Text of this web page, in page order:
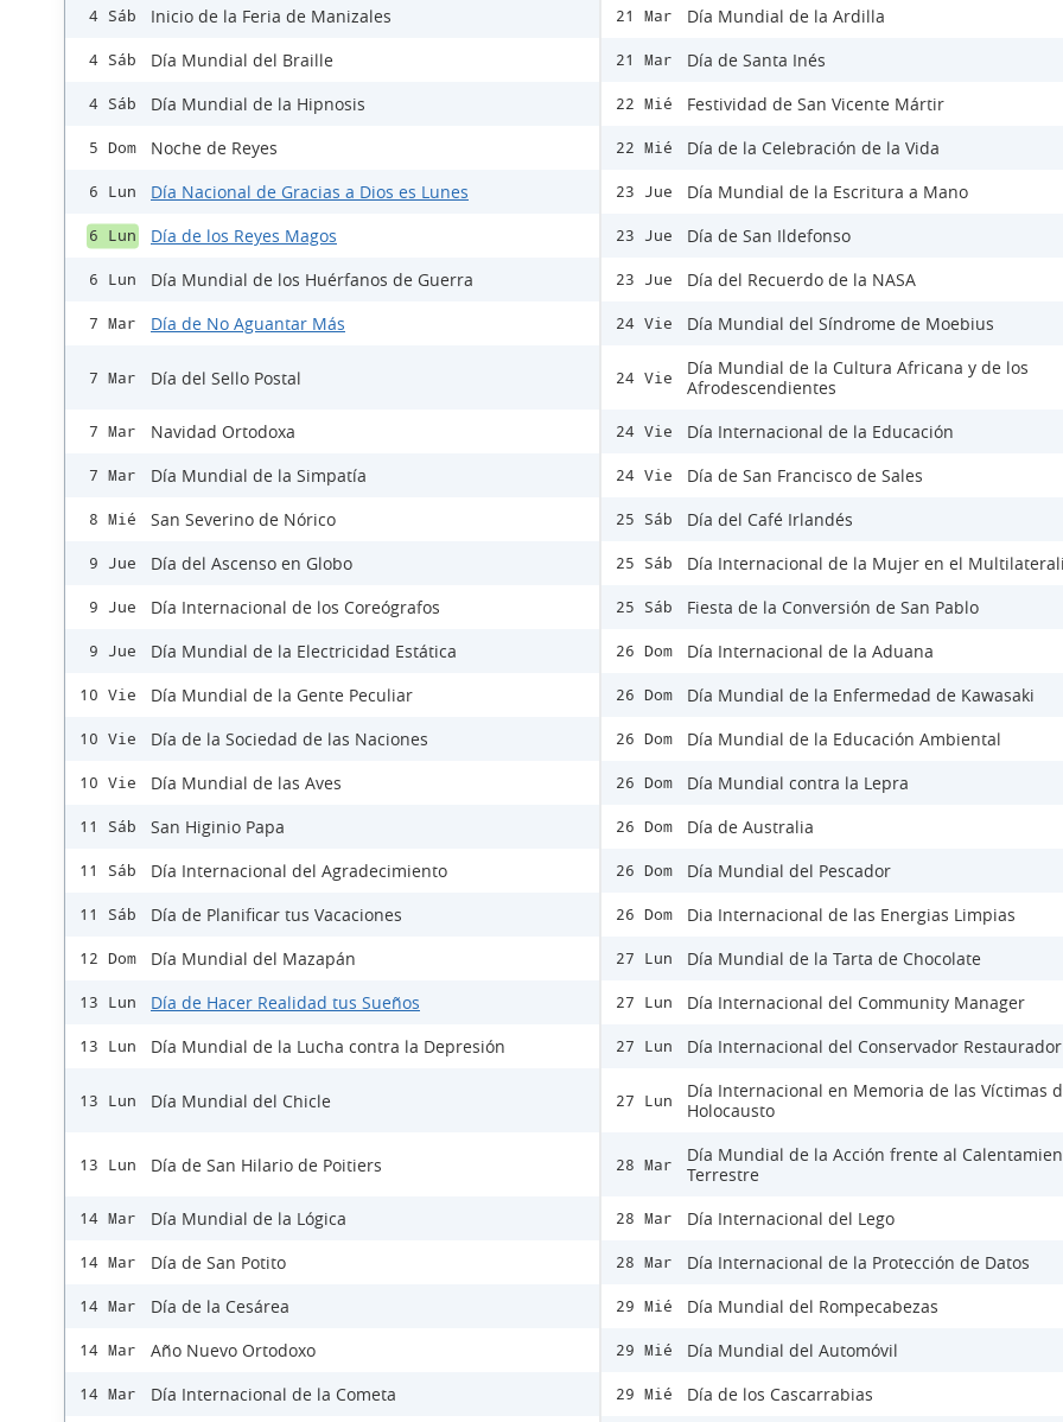
4 Sáb Inicio de la Feria de Manizales
4 Sáb Día Mundial del Braille
4 Sáb Día Mundial de la Hipnosis
5 Dom Noche de Reyes
6 Lun Día Nacional de Gracias a Dios es Lunes
6 Lun Día de los Reyes Magos
6 Lun Día Mundial de los Huérfanos de Guerra
7 Mar Día de No Aguantar Más
7 Mar Día del Sello Postal
7 Mar Navidad Ortodoxa
7 Mar Día Mundial de la Simpatía
8 Mié San Severino de Nórico
9 Jue Día del Ascenso en Globo
9 Jue Día Internacional de los Coreógrafos
9 Jue Día Mundial de la Electricidad Estática
10 Vie Día Mundial de la Gente Peculiar
10 Vie Día de la Sociedad de las Naciones
10 Vie Día Mundial de las Aves
11 Sáb San Higinio Papa
11 Sáb Día Internacional del Agradecimiento
11 Sáb Día de Planificar tus Vacaciones
12 Dom Día Mundial del Mazapán
13 Lun Día de Hacer Realidad tus Sueños
13 Lun Día Mundial de la Lucha contra la Depresión
13 Lun Día Mundial del Chicle
13 Lun Día de San Hilario de Poitiers
14 Mar Día Mundial de la Lógica
14 Mar Día de San Potito
14 Mar Día de la Cesárea
14 Mar Año Nuevo Ortodoxo
14 Mar Día Internacional de la Cometa
21 Mar Día Mundial de la Ardilla
21 Mar Día de Santa Inés
22 Mié Festividad de San Vicente Mártir
22 Mié Día de la Celebración de la Vida
23 Jue Día Mundial de la Escritura a Mano
23 Jue Día de San Ildefonso
23 Jue Día del Recuerdo de la NASA
24 Vie Día Mundial del Síndrome de Moebius
24 Vie
Día Mundial de la Cultura Africana y de los
Afrodescendientes
24 Vie Día Internacional de la Educación
24 Vie Día de San Francisco de Sales
25 Sáb Día del Café Irlandés
25 Sáb Día Internacional de la Mujer en el
25 Sáb Fiesta de la Conversión de San Pablo
26 Dom Día Internacional de la Aduana
26 Dom Día Mundial de la Enfermedad de Kawasaki
26 Dom Día Mundial de la Educación Ambiental
26 Dom Día Mundial contra la Lepra
26 Dom Día de Australia
26 Dom Día Mundial del Pescador
26 Dom Dia Internacional de las Energias Limpias
27 Lun Día Mundial de la Tarta de Chocolate
27 Lun Día Internacional del Community Manager
27 Lun Día Internacional del Conservador Restaurador
27 Lun
Día Internacional en Memoria de las Víctimas
Holocausto
28 Mar
Día Mundial de la Acción frente al
Terrestre
28 Mar Día Internacional del Lego
28 Mar Día Internacional de la Protección de Datos
29 Mié Día Mundial del Rompecabezas
29 Mié Día Mundial del Automóvil
29 Mié Día de los Cascarrabias